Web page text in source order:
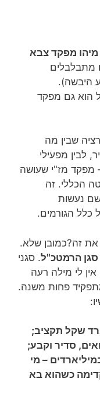
מיהו מפקד צבא
מתבלבלים
היבשה).
הוא גם מפקד
שבין מה
לבין מפעילי
– מפקד מז"י שעושה
הכללי. זה
נעשות
כלל הגורמים.
זה?כמובן שלא.
סגן הרמטכ"ל. סגני
לי מילה רעה
פחות משנה.
מערכת של 60 מליארד שקל תקציב;
סדיר וקבע;
– מי
כשהוא בא